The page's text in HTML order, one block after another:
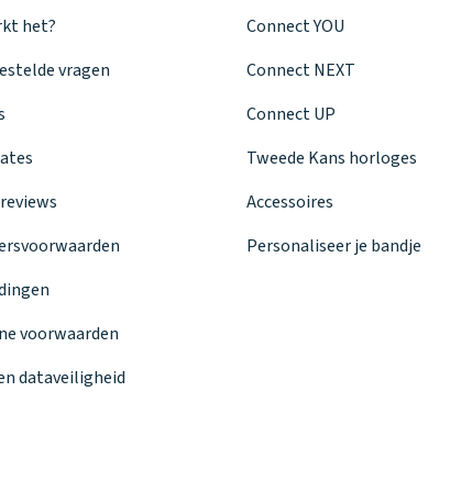
het?
vragen
voorwaarden
dataveiligheid
Connect YOU
Connect NEXT
Connect UP
Tweede Kans horloges
Accessoires
Personaliseer je bandje